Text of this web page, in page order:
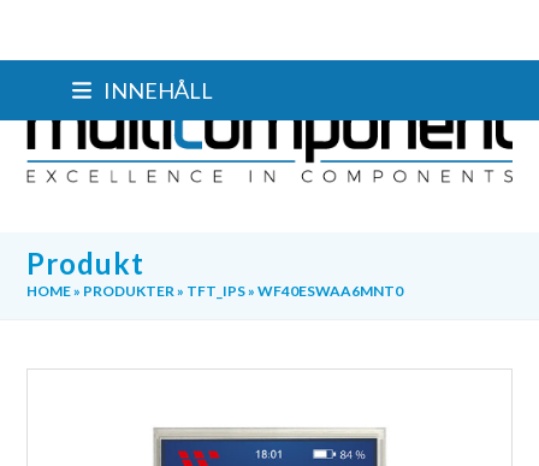
INNEHÅLL
Produkt
HOME» PRODUKTER» TFT_IPS»WF40ESWAA6MNT0